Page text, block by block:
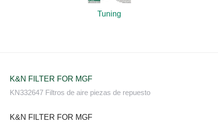
Tuning
K&N FILTER FOR MGF
KN332647 Filtros de aire piezas de repuesto
K&N FILTER FOR MGF